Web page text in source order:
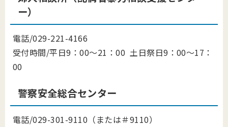
ー）
電話/029-221-4166
受付時間/平日9：00～21：00 土日祭日9：00～17：
00
警察安全総合センター
電話/029-301-9110（または＃9110）